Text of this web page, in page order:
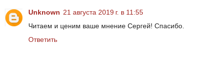
Unknown 21 августа 2019 г. в 11:55
Читаем и ценим ваше мнение Сергей! Спасибо.
Ответить